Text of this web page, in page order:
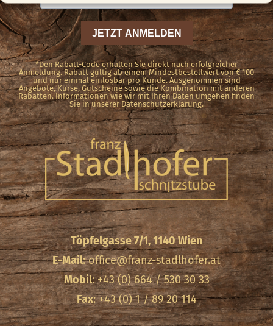
*Den Rabatt-Code erhalten Sie direkt nach erfolgreicher
Anmeldung. Rabatt gültig ab einem Mindestbestellwert von € 100
und nur einmal einlösbar pro Kunde. Ausgenommen sind
Angebote, Kurse, Gutscheine sowie die Kombination mit anderen
Rabatten. Informationen wie wir mit Ihren Daten umgehen finden
Sie in unserer Datenschutzerklärung.
Töpfelgasse 7/1, 1140 Wien
E-Mail:office@franz-stadlhofer.at
Mobil: +43 (0) 664 / 530 30 33
Fax: +43 (0) 1 / 89 20 114